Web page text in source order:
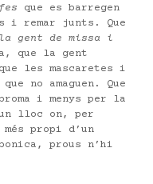
que es barregen
i remar junts. Que
la gent de missa i
que la gent
les mascaretes i
no amaguen. Que
i menys per la
lloc on, per
propi d’un
prous n’hi